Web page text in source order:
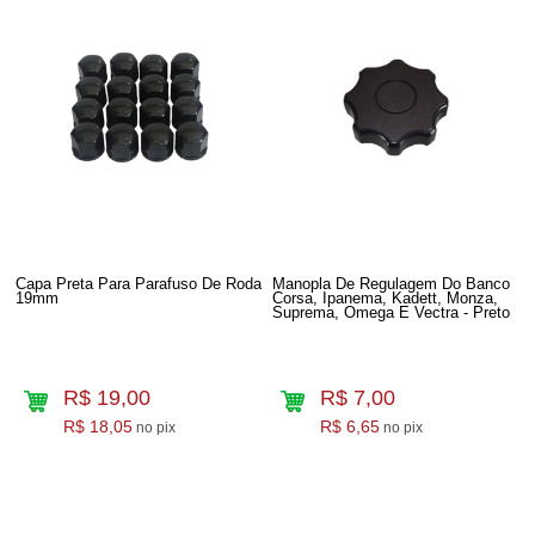
Capa Preta Para Parafuso De Roda
19mm
R$ 19,00
R$ 18,05 no pix
Manopla De Regulagem Do Banco
Corsa, Ipanema, Kadett, Monza,
Suprema, Omega E Vectra - Preto
R$ 7,00
R$ 6,65 no pix